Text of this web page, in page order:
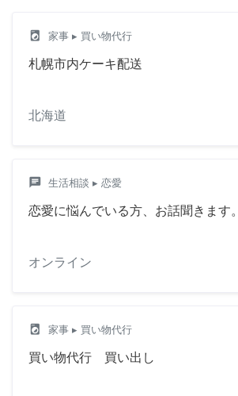
local_laundry_service 家事 ▸ 買い物代行
札幌市内ケーキ配送
北海道
chat 生活相談 ▸ 恋愛
恋愛に悩んでいる方、お話聞きます。
オンライン
local_laundry_service 家事 ▸ 買い物代行
買い物代行 買い出し